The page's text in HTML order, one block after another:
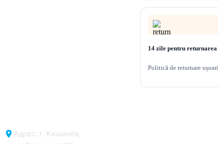
14 zile pentru
Politică de returnare
Адрес: г. Кишинёв,